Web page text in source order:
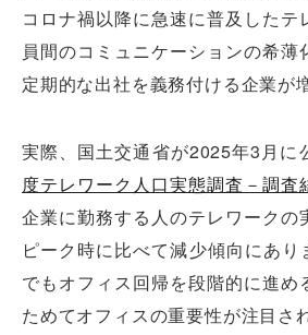
コロナ禍以降に急速に普及したテ
員間のコミュニケーションの希薄
定期的な出社を義務付ける企業が
実際、国土交通省が2025年3月に
度テレワーク人口実態調査－調査
企業に勤務する人のテレワークの
ピーク時に比べて減少傾向にあ
でもオフィス回帰を段階的に進め
ためてオフィスの重要性が注目さ